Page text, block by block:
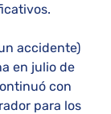
accidente)
en julio de
con
para los